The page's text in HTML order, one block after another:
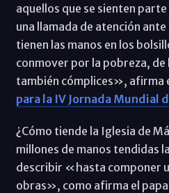
aquellos que se sienten
una llamada de atención
tienen las manos en los
conmover por la pobreza, de
también cómplices», afirma
para la IV Jornada Mundial
¿Cómo tiende la Iglesia de
millones de manos tendidas
describir «hasta componer
obras», como afirma el papa